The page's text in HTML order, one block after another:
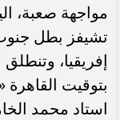
مواجهة صعبة،
تشيفز بطل
إفريقيا،
بتوقيت
استاد محمد